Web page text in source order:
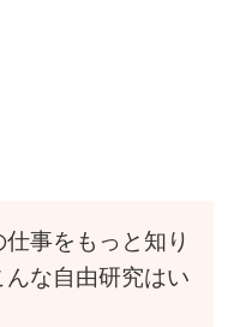
事をもっと知り
な自由研究はい